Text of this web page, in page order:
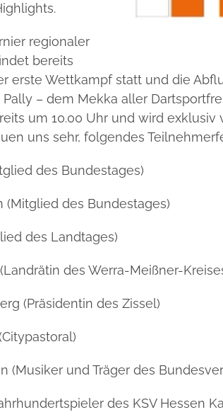
regionaler
bereits
erste Wettkampf statt und die
– dem Mekka aller
um 10.00 Uhr und wird exklusiv
uns sehr, folgendes
des Bundestages)
(Mitglied des Bundestages)
des Landtages)
des Werra-Meißner-
(Präsidentin des Zissel)
(Musiker und Träger des
des KSV Hessen